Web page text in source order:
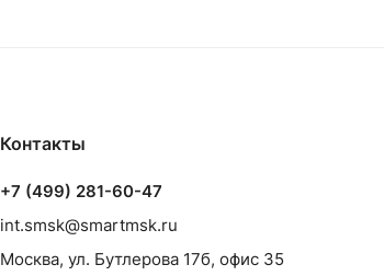
Контакты
+7 (499) 281-60-47
int.smsk@smartmsk.ru
Москва, ул. Бутлерова 17б, офис 35